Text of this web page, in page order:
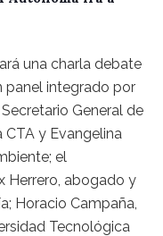
una charla debate
panel integrado por
General de
CTA y Evangelina
el
Herrero, abogado y
Horacio Campaña,
Tecnológica